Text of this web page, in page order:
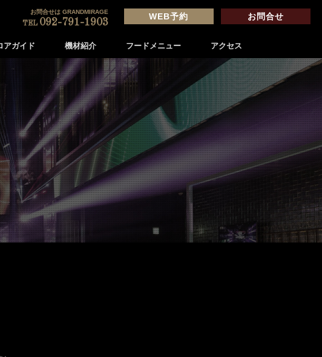
アガイド 機材紹介 フードメニュー アクセス
お問合せは GRANDMIRAGE
TEL 092-791-1903
WEB予約 お問合せ